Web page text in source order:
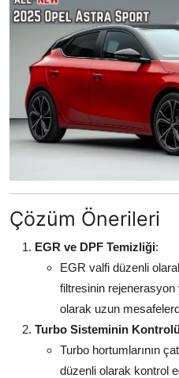
Çözüm Önerileri
EGR ve DPF Temizliği:
EGR valfi düzenli
filtresinin
olarak uzun
Turbo Sisteminin
Turbo hortumlarının
düzenli olarak kontrol